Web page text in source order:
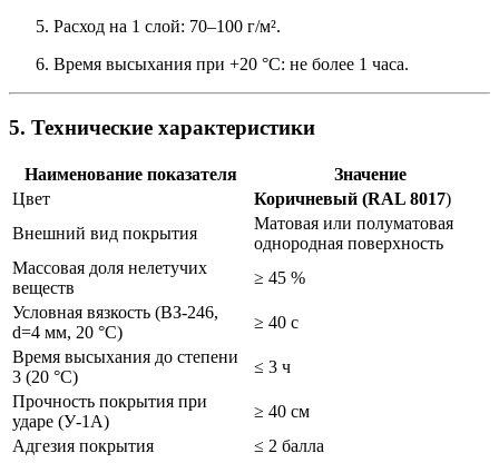
Расход на 1 слой: 70–100 г/м².
Время высыхания при +20 °C: не более 1 часа.
5. Технические характеристики
Наименование показателя
Значение
Цвет
Коричневый (RAL 8017)
Внешний вид покрытия
Матовая или полуматовая
однородная поверхность
Массовая доля нелетучих
веществ
≥ 45 %
Условная вязкость (ВЗ-246,
d=4 мм, 20 °C)
≥ 40 с
Время высыхания до степени
3 (20 °C)
≤ 3 ч
Прочность покрытия при
ударе (У-1А)
≥ 40 см
Адгезия покрытия
≤ 2 балла